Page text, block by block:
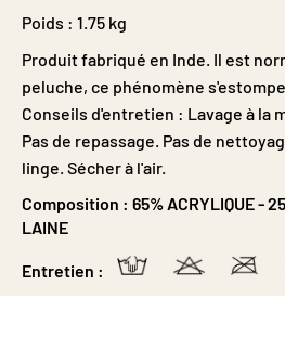
Poids : 1.75 kg
Produit fabriqué en Inde. Il est
peluche, ce phénomène
Conseils d'entretien : Lavage à la
Pas de repassage. Pas de
linge. Sécher à l'air.
Composition : 65% ACRYLIQUE -
LAINE
Entretien :